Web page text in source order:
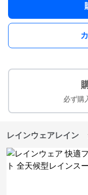
必ず購
レインウェアレイン